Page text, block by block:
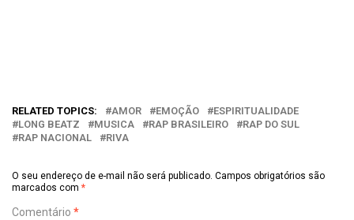
RELATED TOPICS: AMOR EMOÇÃO
ESPIRITUALIDADE
LONG BEATZ
MUSICA RAP BRASILEIRO
RAP DO SUL
RAP NACIONAL
RIVA
O seu endereço de e-mail não será publicado. Campos obrigatórios são
marcados com *
Comentário *